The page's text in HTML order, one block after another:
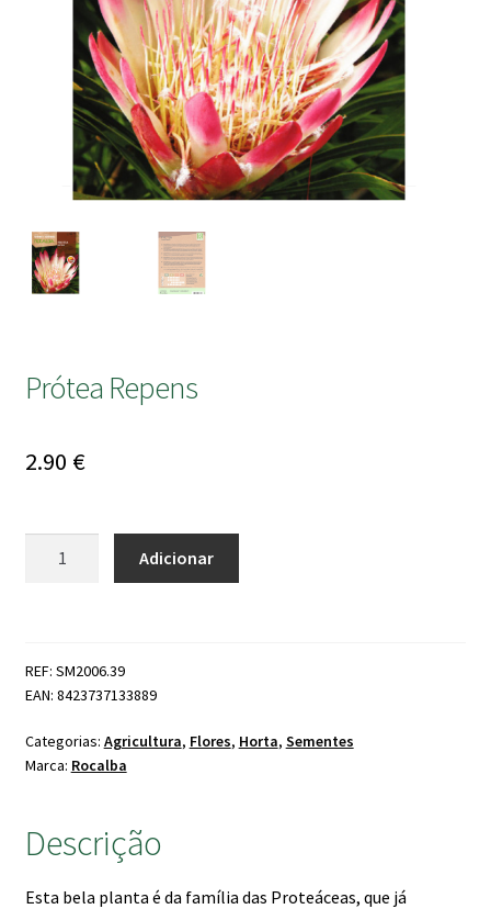
Prótea Repens
2.90 €
Adicionar
REF: SM2006.39
EAN: 8423737133889
Categorias: Agricultura, Flores, Horta, Sementes
Marca: Rocalba
Descrição
Esta bela planta é da família das Proteáceas, que já